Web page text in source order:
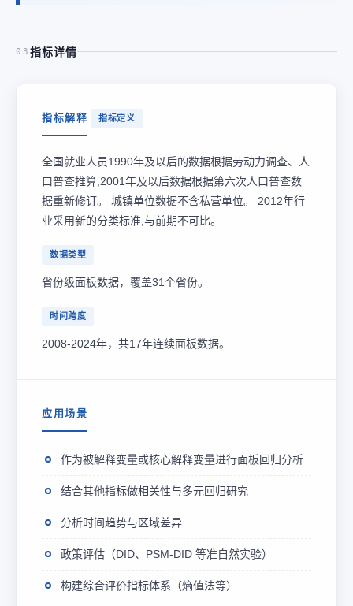
03 指标详情
指标解释 指标定义
全国就业人员1990年及以后的数据根据劳动力调查、人
口普查推算,2001年及以后数据根据第六次人口普查数
据重新修订。 城镇单位数据不含私营单位。 2012年行
业采用新的分类标准,与前期不可比。
数据类型
省份级面板数据，覆盖31个省份。
时间跨度
2008-2024年，共17年连续面板数据。
应用场景
作为被解释变量或核心解释变量进行面板回归分析
结合其他指标做相关性与多元回归研究
分析时间趋势与区域差异
政策评估（DID、PSM-DID 等准自然实验）
构建综合评价指标体系（熵值法等）